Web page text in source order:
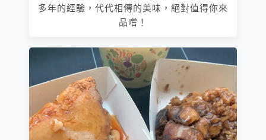
多年的經驗，代代相傳的美味，絕對值得你來
品嚐！